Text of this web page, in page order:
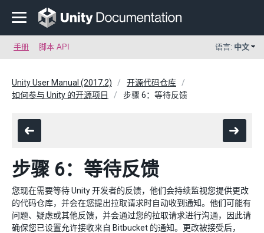
手册 脚本 API 语言: 中文
Unity User Manual (2017.2)
开源代码仓库
如何参与 Unity 的开源项目
步骤 6：等待反馈
步骤 6：等待反馈
您现在需要等待 Unity 开发者的反馈，他们会持续监视您提供更改
的代码仓库，并会在您提出拉取请求时自动收到通知。他们可能有
问题、疑虑或其他反馈，并会通过您的拉取请求进行沟通，因此请
确保您已设置允许接收来自 Bitbucket 的通知。更改被接受后，